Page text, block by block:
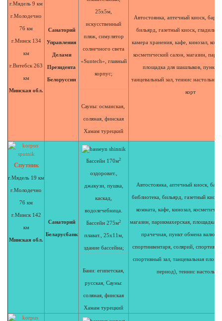
г.Мядель 9 км
г.Молодечно
76 км
г.Минск 134
км
г.Витебск 263
км
Минская обл.
Санаторий
Управления
Делами
Президента
Белоруссии
25х5м,
искусственный
пляж, симулятор
солнечного света
«Suntech», главный
корпус;
Сауны: османская,
соляная, финская
Хамам турецкий
Автостоянка, аптечный киоск, бар,
бильярд, газетный киоск,
камера хранения, кафе, кинозал,
косметический салон, магазин,
площадка для шашлыков, пункт
танцевальный зал, теннис
корт
Спутник
г.Мядель 19 км
г.Молодечно
76 км
г.Минск 142
км
Минская обл.
Санаторий
Беларусбанк
Бассейн 170м2
оздоровит.,
джакузи, пушка,
каскад,
водолечебница.
Бассейн 275м2
плават., 25х11м,
здание бассейна;
Бани: египетская,
русская, Сауны:
соляная, финская
Хамам турецкий
Автостоянка, аптечный киоск,
библиотека, бильярд, газетный
комната, кафе, кинозал,
магазин, парикмахерская, площадка
прачечная, пункт обмена
спортинвентаря, солярий,
спортивный зал, танцевальная
период), теннис